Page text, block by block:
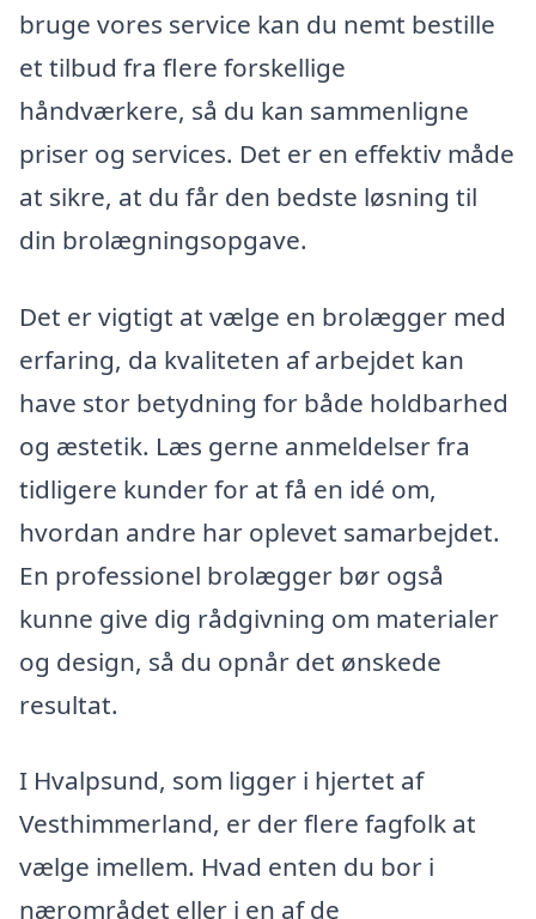
bruge vores service kan du nemt bestille
et tilbud fra flere forskellige
håndværkere, så du kan sammenligne
priser og services. Det er en effektiv måde
at sikre, at du får den bedste løsning til
din brolægningsopgave.
Det er vigtigt at vælge en brolægger med
erfaring, da kvaliteten af arbejdet kan
have stor betydning for både holdbarhed
og æstetik. Læs gerne anmeldelser fra
tidligere kunder for at få en idé om,
hvordan andre har oplevet samarbejdet.
En professionel brolægger bør også
kunne give dig rådgivning om materialer
og design, så du opnår det ønskede
resultat.
I Hvalpsund, som ligger i hjertet af
Vesthimmerland, er der flere fagfolk at
vælge imellem. Hvad enten du bor i
nærområdet eller i en af de